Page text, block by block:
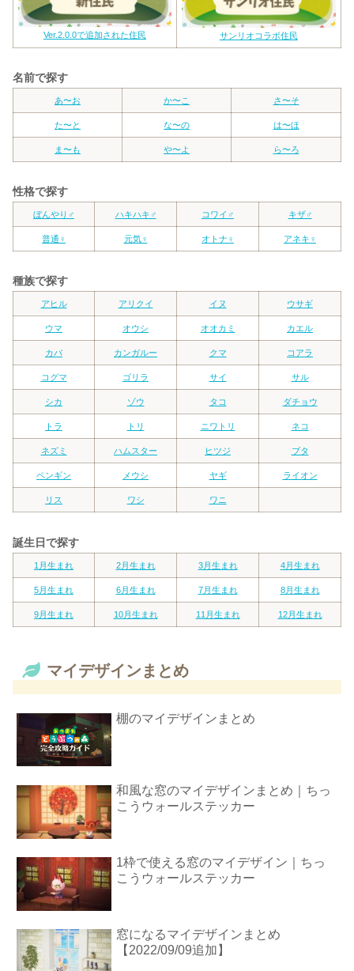
Ver.2.0.0で追加された住民 サンリオコラボ住民
名前で探す
あ〜お か〜こ さ〜そ
た〜と な〜の は〜ほ
ま〜も や〜よ ら〜ろ
性格で探す
ぼんやり♂ ハキハキ♂ コワイ♂ キザ♂
普通♀ 元気♀ オトナ♀ アネキ♀
種族で探す
アヒル アリクイ イヌ ウサギ
ウマ オウシ オオカミ カエル
カバ カンガルー クマ コアラ
コグマ ゴリラ サイ サル
シカ ゾウ タコ ダチョウ
トラ トリ ニワトリ ネコ
ネズミ ハムスター ヒツジ ブタ
ペンギン メウシ ヤギ ライオン
リス ワシ ワニ
誕生日で探す
1月生まれ 2月生まれ 3月生まれ 4月生まれ
5月生まれ 6月生まれ 7月生まれ 8月生まれ
9月生まれ 10月生まれ 11月生まれ 12月生まれ
マイデザインまとめ
棚のマイデザインまとめ
和風な窓のマイデザインまとめ｜ちっ
こうウォールステッカー
1枠で使える窓のマイデザイン｜ちっ
こうウォールステッカー
窓になるマイデザインまとめ
【2022/09/09追加】